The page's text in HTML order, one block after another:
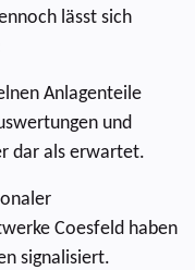
lässt sich
Anlagenteile
und
dar als erwartet.
Coesfeld haben
signalisiert.